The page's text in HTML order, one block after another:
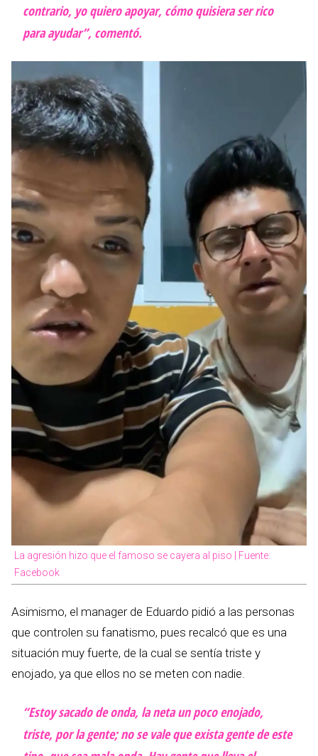
contrario, yo quiero apoyar, cómo quisiera ser rico
para ayudar”, comentó.
La agresión hizo que el famoso se cayera al piso | Fuente:
Facebook
Asimismo, el manager de Eduardo pidió a las personas
que controlen su fanatismo, pues recalcó que es una
situación muy fuerte, de la cual se sentía triste y
enojado, ya que ellos no se meten con nadie.
“Estoy sacado de onda, la neta un poco enojado,
triste, por la gente; no se vale que exista gente de este